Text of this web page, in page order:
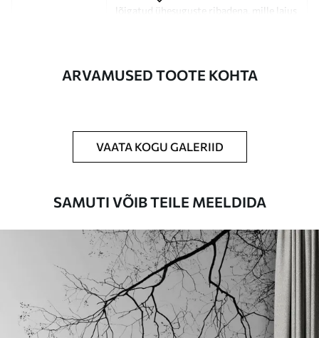
lõigatud ühesuguste ribadena, mille laius
Saadaolevad materjalid
26 /m²
Premium
56 .6734.00€/m²
ARVAMUSED TOOTE KOHTA
VAATA KOGU GALERIID
SAMUTI VÕIB TEILE MEELDIDA